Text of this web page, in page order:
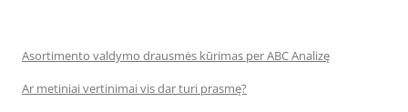
Asortimento valdymo drausmės kūrimas per ABC Analizę
Ar metiniai vertinimai vis dar turi prasmę?